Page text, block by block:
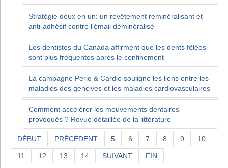
Stratégie deux en un: un revêtement reminéralisant et
anti-adhésif contre l'émail déminéralisé
Les dentistes du Canada affirment que les dents fêlées
sont plus fréquentes après le confinement
La campagne Perio & Cardio souligne les liens entre les
maladies des gencives et les maladies cardiovasculaires
Comment accélérer les mouvements dentaires
provoqués ? Revue détaillée de la littérature
DÉBUT PRÉCÉDENT 5 6 7 8 9 10
11 12 13 14 SUIVANT FIN